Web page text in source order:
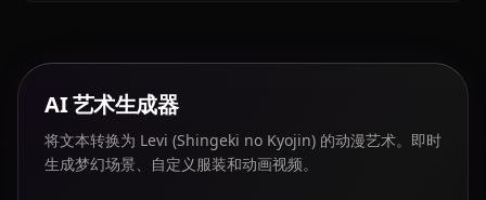
AI 艺术生成器
将文本转换为 Levi (Shingeki no Kyojin) 的动漫艺术。即时
生成梦幻场景、自定义服装和动画视频。